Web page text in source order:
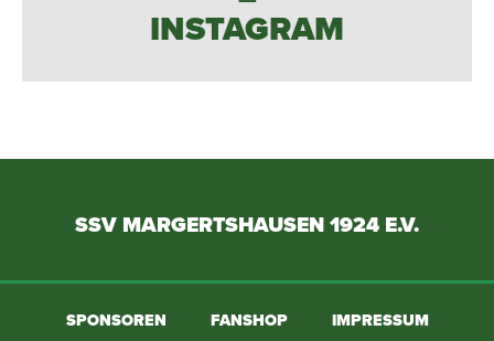
INSTAGRAM
SSV MARGERTSHAUSEN 1924 E.V.
SPONSOREN FANSHOP IMPRESSUM